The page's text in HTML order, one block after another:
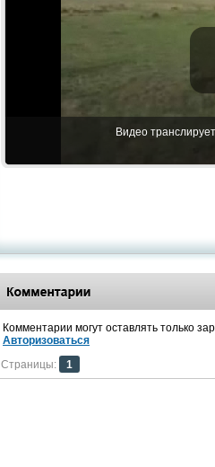
Видео
Комментарии могут оставлять только
Авторизоваться
Страницы:
1